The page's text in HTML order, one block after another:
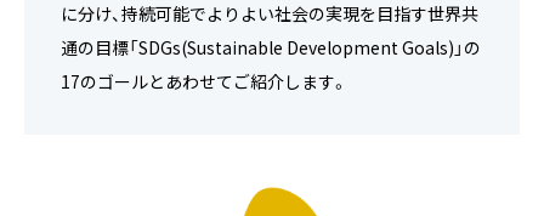
に分け、持続可能でよりよい社会の実現を目指す世界共
通の目標「SDGs(Sustainable Development Goals)」の
17のゴールとあわせてご紹介します。